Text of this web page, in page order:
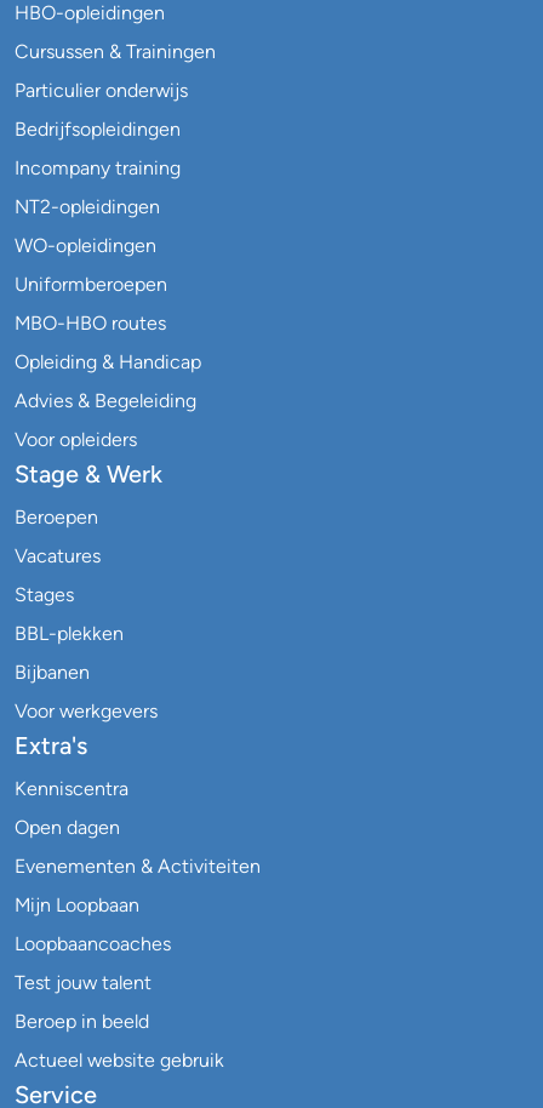
HBO-opleidingen
Cursussen & Trainingen
Particulier onderwijs
Bedrijfsopleidingen
Incompany training
NT2-opleidingen
WO-opleidingen
Uniformberoepen
MBO-HBO routes
Opleiding & Handicap
Advies & Begeleiding
Voor opleiders
Stage & Werk
Beroepen
Vacatures
Stages
BBL-plekken
Bijbanen
Voor werkgevers
Extra's
Kenniscentra
Open dagen
Evenementen & Activiteiten
Mijn Loopbaan
Loopbaancoaches
Test jouw talent
Beroep in beeld
Actueel website gebruik
Service